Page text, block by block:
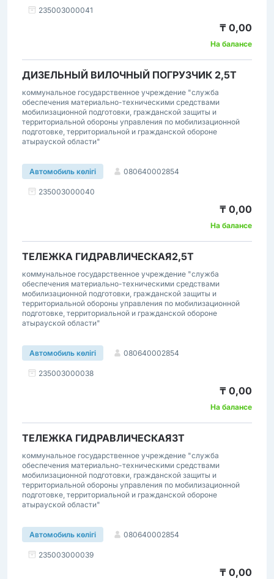
235003000041
₸ 0,00
На балансе
ДИЗЕЛЬНЫЙ ВИЛОЧНЫЙ ПОГРУЗЧИК 2,5Т
коммунальное государственное учреждение "служба
обеспечения материально-техническими средствами
мобилизационной подготовки, гражданской защиты и
территориальной обороны управления по мобилизационной
подготовке, территориальной и гражданской обороне
атырауской области"
Автомобиль көлігі 080640002854
235003000040
₸ 0,00
На балансе
ТЕЛЕЖКА ГИДРАВЛИЧЕСКАЯ2,5Т
коммунальное государственное учреждение "служба
обеспечения материально-техническими средствами
мобилизационной подготовки, гражданской защиты и
территориальной обороны управления по мобилизационной
подготовке, территориальной и гражданской обороне
атырауской области"
Автомобиль көлігі 080640002854
235003000038
₸ 0,00
На балансе
ТЕЛЕЖКА ГИДРАВЛИЧЕСКАЯ3Т
коммунальное государственное учреждение "служба
обеспечения материально-техническими средствами
мобилизационной подготовки, гражданской защиты и
территориальной обороны управления по мобилизационной
подготовке, территориальной и гражданской обороне
атырауской области"
Автомобиль көлігі 080640002854
235003000039
₸ 0,00